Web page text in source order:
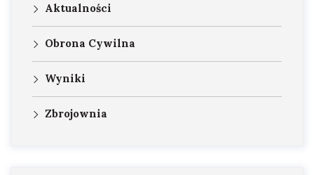
Aktualności
Obrona Cywilna
Wyniki
Zbrojownia